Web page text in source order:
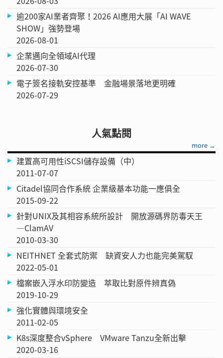
逾200家AI業者齊聚！2026 AI應用大展「AI WAVE
SHOW」強勢登場
2026-08-01
企業邁向全領域AI代理
2026-07-30
電子簽名接軌安控基準 金融場景落地更明確
2026-07-29
人氣點閱
more →
建置高可用性iSCSI儲存設備（中）
2011-07-07
Citadel協同合作系統 企業級基本功能一應俱全
2015-09-22
針對UNIX及其相容系統所設計 開放源碼界防毒天王
—ClamAV
2010-03-30
NEITHNET 全套式防禦 缺資安人力也能完美駕馭
2022-05-01
檔案嵌入浮水印防變造 萃取比對原件辨真偽
2019-10-29
強化實體與環境安全
2011-02-05
K8s深度整合vSphere VMware Tanzu全新出擊
2020-03-16